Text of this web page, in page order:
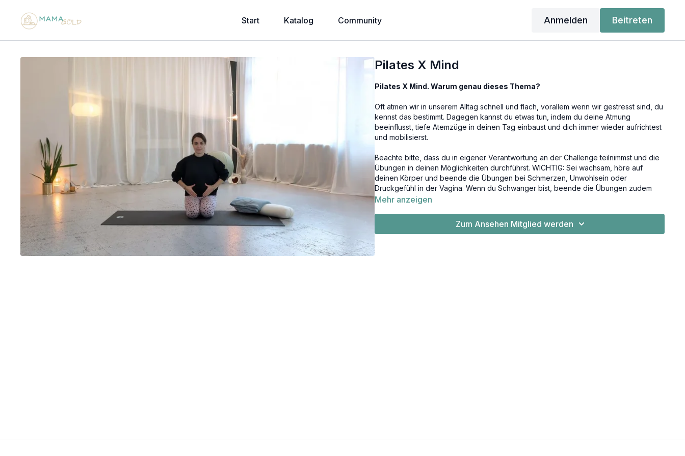
Start Katalog Community Anmelden Beitreten
Pilates X Mind
Pilates X Mind. Warum genau dieses Thema?
Oft atmen wir in unserem Alltag schnell und flach, vorallem wenn wir gestresst sind, du
kennst das bestimmt. Dagegen kannst du etwas tun, indem du deine Atmung
beeinflusst, tiefe Atemzüge in deinen Tag einbaust und dich immer wieder aufrichtest
und mobilisierst.
Beachte bitte, dass du in eigener Verantwortung an der Challenge teilnimmst und die
Übungen in deinen Möglichkeiten durchführst. WICHTIG: Sei wachsam, höre auf
deinen Körper und beende die Übungen bei Schmerzen, Unwohlsein oder
Druckgefühl in der Vagina. Wenn du Schwanger bist, beende die Übungen zudem
bei Hartwerden deines Bauches oder wenn du ein Ziehen spürst.
Mehr anzeigen
Zum Ansehen Mitglied werden